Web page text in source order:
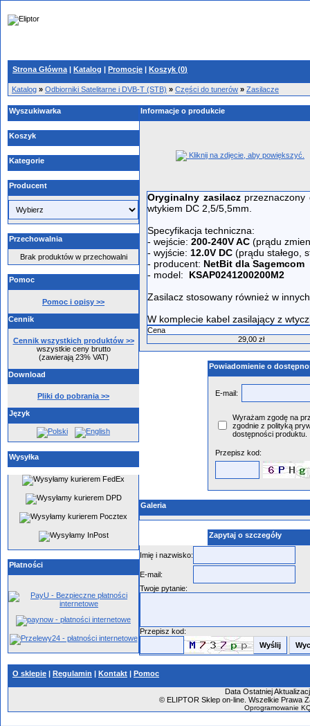
Strona Główna | Katalog | Promocje | Koszyk (0)
Katalog » Odbiorniki Satelitarne i DVB-T (STB) » Części do tunerów » Zasilacze
Wyszukiwarka
Koszyk
Kategorie
Producent
Przechowalnia
Brak produktów w przechowalni
Pomoc
Pomoc i opisy >>
Cennik
Cennik wszystkich produktów >>
wszystkie ceny brutto
(zawierają 23% VAT)
Download
Pliki do pobrania >>
Język
Wysyłka
Płatności
Informacje o produkcie
Kliknij na zdjęcie, aby powiększyć.
Oryginalny zasilaczprzeznaczony
wtykiem DC 2,5/5,5mm.
Specyfikacja techniczna:
- wejście: 200-240V AC (prądu
- wyjście: 12.0V DC (prądu stałego,
- producent: NetBit dla Sagemcom
- model: KSAP0241200200M2
Zasilacz stosowany również w
W komplecie kabel zasilający z
Cena
29,00 zł
Powiadomienie o
E-mail:
Wyrażam zgodę na
zgodnie z polityką
dostępności produktu.
Przepisz kod:
Galeria
Zapytaj o szczegóły
Imię i nazwisko:
E-mail:
Twoje pytanie:
Przepisz kod:
O sklepie | Regulamin | Kontakt | Pomoc
Data Ostatniej
©ELIPTOR Sklep on-line. Wszelkie Prawa
Oprogramowanie